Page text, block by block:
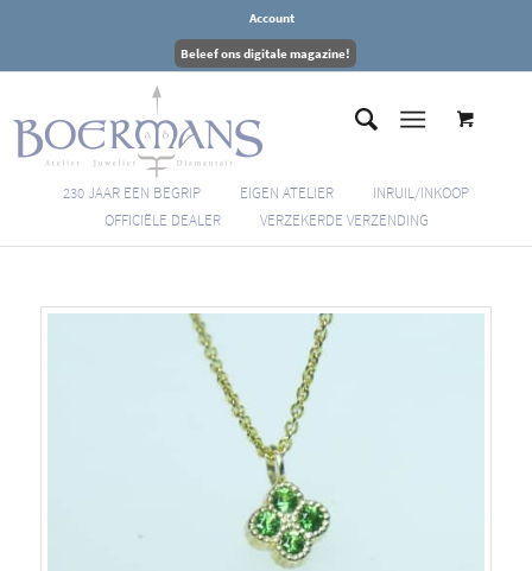
Account
Beleef ons digitale magazine!
230 JAAR EEN BEGRIP EIGEN ATELIER
INRUIL/INKOOP
OFFICIËLE DEALER
VERZEKERDE VERZENDING